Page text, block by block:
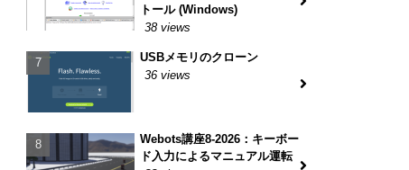
トール (Windows)
38 views
USBメモリのクローン
36 views
Webots講座8-2026：キーボー
ド入力によるマニュアル運転